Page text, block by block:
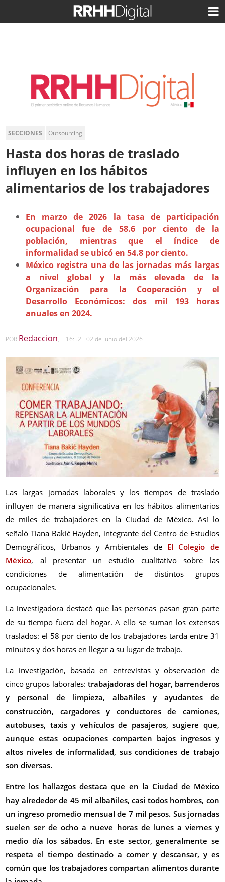
SECCIONES Outsourcing
Hasta dos horas de traslado
influyen en los hábitos
alimentarios de los trabajadores
En marzo de 2026 la tasa de participación
ocupacional fue de 58.6 por ciento de la
población, mientras que el índice de
informalidad se ubicó en 54.8 por ciento.
México registra una de las jornadas más largas
a nivel global y la más elevada de la
Organización para la Cooperación y el
Desarrollo Económicos: dos mil 193 horas
anuales en 2024.
POR Redaccion, 16:52 - 02 de Junio del 2026
Las largas jornadas laborales y los tiempos de traslado
influyen de manera significativa en los hábitos alimentarios
de miles de trabajadores en la Ciudad de México. Así lo
señaló Tiana Bakić Hayden, integrante del Centro de Estudios
Demográficos, Urbanos y Ambientales de El Colegio de
México, al presentar un estudio cualitativo sobre las
condiciones de alimentación de distintos grupos
ocupacionales.
La investigadora destacó que las personas pasan gran parte
de su tiempo fuera del hogar. A ello se suman los extensos
traslados: el 58 por ciento de los trabajadores tarda entre 31
minutos y dos horas en llegar a su lugar de trabajo.
La investigación, basada en entrevistas y observación de
cinco grupos laborales: trabajadoras del hogar, barrenderos
y personal de limpieza, albañiles y ayudantes de
construcción, cargadores y conductores de camiones,
autobuses, taxis y vehículos de pasajeros, sugiere que,
aunque estas ocupaciones comparten bajos ingresos y
altos niveles de informalidad, sus condiciones de trabajo
son diversas.
Entre los hallazgos destaca que en la Ciudad de México
hay alrededor de 45 mil albañiles, casi todos hombres, con
un ingreso promedio mensual de 7 mil pesos. Sus jornadas
suelen ser de ocho a nueve horas de lunes a viernes y
medio día los sábados. En este sector, generalmente se
respeta el tiempo destinado a comer y descansar, y es
común que los trabajadores compartan alimentos durante